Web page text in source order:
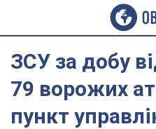
ЗСУ за добу
79 ворожих
пункт